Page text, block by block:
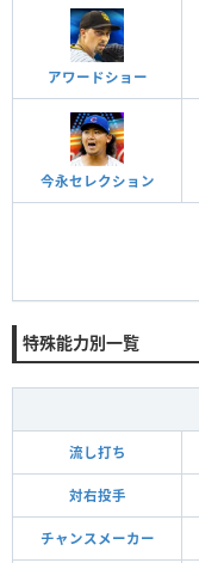
アワードショー
今永セレクション
特殊能力別一覧
流し打ち
対右投手
チャンスメーカー